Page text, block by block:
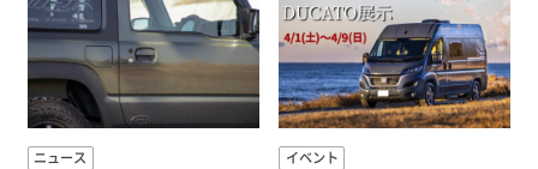
ニュース イベント